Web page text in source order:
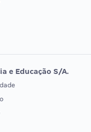
DE ORDEM
e Educação S/A.